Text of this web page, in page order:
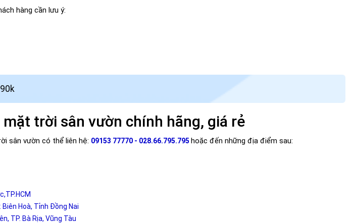
hàng cần lưu ý:
trời sân vườn chính hãng, giá rẻ
sân vườn có thể liên hệ: 09153 77770 - 028.66.795.795 hoặc đến những địa điểm sau:
Biên Hoà, Tỉnh Đồng Nai
TP. Bà Rịa, Vũng Tàu